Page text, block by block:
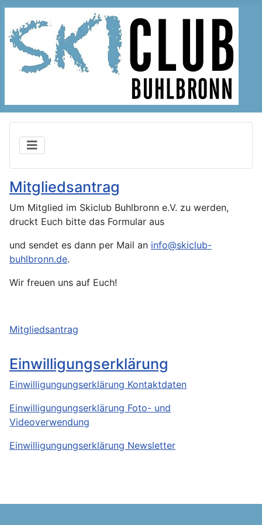
Mitgliedsantrag
Um Mitglied im Skiclub Buhlbronn e.V. zu werden,
druckt Euch bitte das Formular aus
und sendet es dann per Mail an info@skiclub-
buhlbronn.de.
Wir freuen uns auf Euch!
Mitgliedsantrag
Einwilligungserklärung
Einwilligungungserklärung Kontaktdaten
Einwilligungungserklärung Foto- und
Videoverwendung
Einwilligungungserklärung Newsletter